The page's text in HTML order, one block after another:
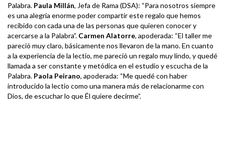
Palabra. Paula Millán, Jefa de Rama (DSA): “Para nosotros siempre
es una alegría enorme poder compartir este regalo que hemos
recibido con cada una de las personas que quieren conocer y
acercarse a la Palabra”. Carmen Alatorre, apoderada: “El taller me
pareció muy claro, básicamente nos llevaron de la mano. En cuanto
a la experiencia de la lectio, me pareció un regalo muy lindo, y quedé
llamada a ser constante y metódica en el estudio y escucha de la
Palabra. Paola Peirano, apoderada: “Me quedé con haber
introducido la lectio como una manera más de relacionarme con
Dios, de escuchar lo que Él quiere decirme”.